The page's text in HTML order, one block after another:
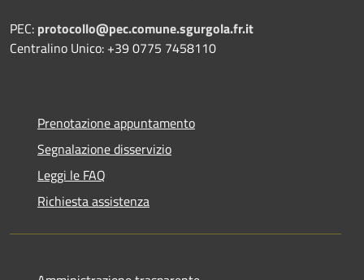
PEC: protocollo@pec.comune.sgurgola.fr.it
Centralino Unico: +39 0775 7458110
Prenotazione appuntamento
Segnalazione disservizio
Leggi le FAQ
Richiesta assistenza